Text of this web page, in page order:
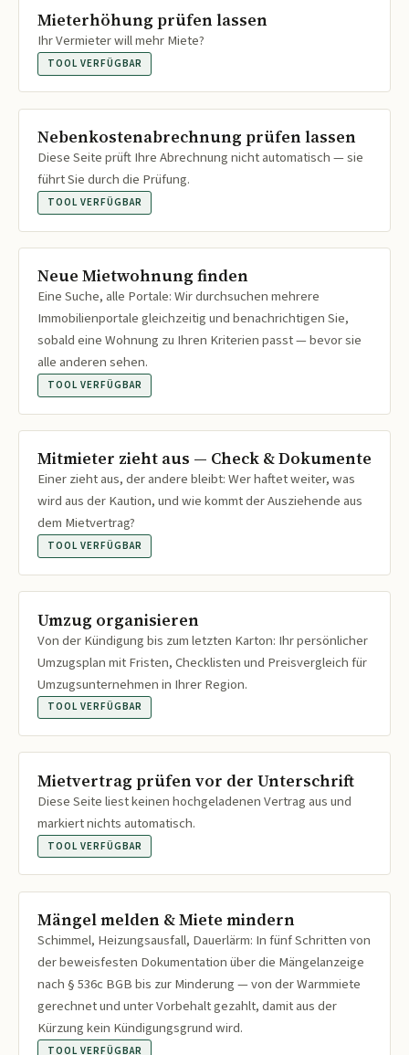
Mieterhöhung prüfen lassen
Ihr Vermieter will mehr Miete?
TOOL VERFÜGBAR
Nebenkostenabrechnung prüfen lassen
Diese Seite prüft Ihre Abrechnung nicht automatisch — sie
führt Sie durch die Prüfung.
TOOL VERFÜGBAR
Neue Mietwohnung finden
Eine Suche, alle Portale: Wir durchsuchen mehrere
Immobilienportale gleichzeitig und benachrichtigen Sie,
sobald eine Wohnung zu Ihren Kriterien passt — bevor sie
alle anderen sehen.
TOOL VERFÜGBAR
Mitmieter zieht aus — Check & Dokumente
Einer zieht aus, der andere bleibt: Wer haftet weiter, was
wird aus der Kaution, und wie kommt der Ausziehende aus
dem Mietvertrag?
TOOL VERFÜGBAR
Umzug organisieren
Von der Kündigung bis zum letzten Karton: Ihr persönlicher
Umzugsplan mit Fristen, Checklisten und Preisvergleich für
Umzugsunternehmen in Ihrer Region.
TOOL VERFÜGBAR
Mietvertrag prüfen vor der Unterschrift
Diese Seite liest keinen hochgeladenen Vertrag aus und
markiert nichts automatisch.
TOOL VERFÜGBAR
Mängel melden & Miete mindern
Schimmel, Heizungsausfall, Dauerlärm: In fünf Schritten von
der beweisfesten Dokumentation über die Mängelanzeige
nach § 536c BGB bis zur Minderung — von der Warmmiete
gerechnet und unter Vorbehalt gezahlt, damit aus der
Kürzung kein Kündigungsgrund wird.
TOOL VERFÜGBAR